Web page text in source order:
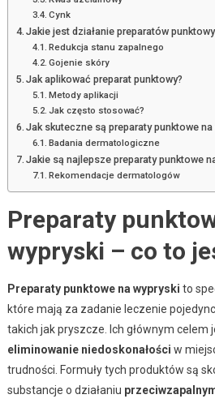
Cynk
Jakie jest działanie preparatów
Redukcja stanu zapalnego
Gojenie skóry
Jak aplikować preparat punktowy?
Metody aplikacji
Jak często stosować?
Jak skuteczne są preparaty punktowe na
Badania dermatologiczne
Jakie są najlepsze preparaty punktowe
Rekomendacje dermatologów
Preparaty
wypryski – co to
Preparaty punktowe na wypryski to
które mają za zadanie leczenie
takich jak pryszcze. Ich głównym celem
eliminowanie niedoskonałości w
trudności. Formuły tych produktów są
substancje o działaniu